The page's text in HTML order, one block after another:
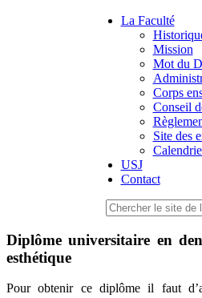
La Faculté
Mission
Mot du
Corps
Conseil
Site des
USJ
Contact
Diplôme universitaire en
esthétique
Pour obtenir ce diplôme il faut